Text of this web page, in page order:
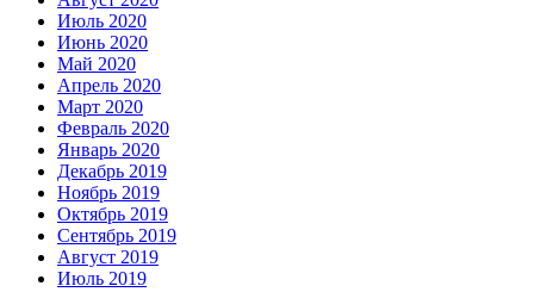
Июль 2020
Июнь 2020
Май 2020
Апрель 2020
Март 2020
Февраль 2020
Январь 2020
Декабрь 2019
Ноябрь 2019
Октябрь 2019
Сентябрь 2019
Август 2019
Июль 2019